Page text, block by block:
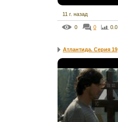
11 г. назад
0 0 0.0
Атлантида. Серия 19